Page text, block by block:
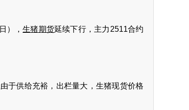
），生猪期货延续下行，主力2511合约
于供给充裕，出栏量大，生猪现货价格